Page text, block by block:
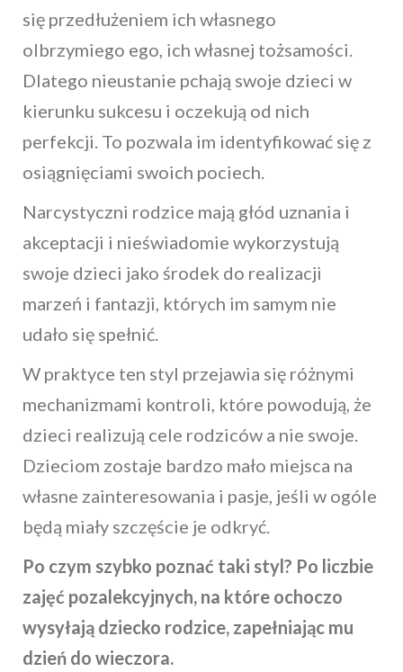
się przedłużeniem ich własnego
olbrzymiego ego, ich własnej tożsamości.
Dlatego nieustanie pchają swoje dzieci w
kierunku sukcesu i oczekują od nich
perfekcji. To pozwala im identyfikować się z
osiągnięciami swoich pociech.
Narcystyczni rodzice mają głód uznania i
akceptacji i nieświadomie wykorzystują
swoje dzieci jako środek do realizacji
marzeń i fantazji, których im samym nie
udało się spełnić.
W praktyce ten styl przejawia się różnymi
mechanizmami kontroli, które powodują, że
dzieci realizują cele rodziców a nie swoje.
Dzieciom zostaje bardzo mało miejsca na
własne zainteresowania i pasje, jeśli w ogóle
będą miały szczęście je odkryć.
Po czym szybko poznać taki styl? Po liczbie
zajęć pozalekcyjnych, na które ochoczo
wysyłają dziecko rodzice, zapełniając mu
dzień do wieczora.